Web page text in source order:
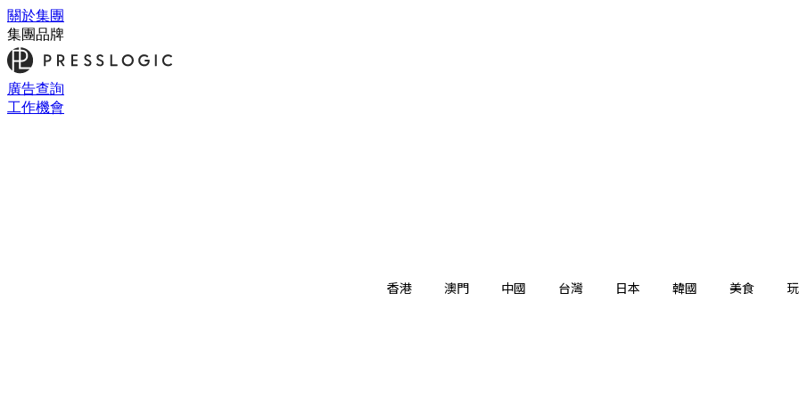
關於集團
集團品牌
廣告查詢
工作機會
香港 澳門 中國 台灣 日本 韓國 美食